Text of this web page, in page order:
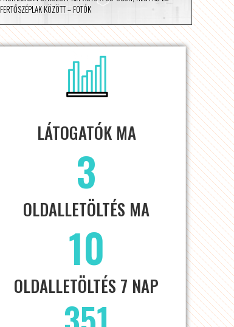
FERTŐSZÉPLAK KÖZÖTT – FOTÓK
LÁTOGATÓK MA
3
OLDALLETÖLTÉS MA
10
OLDALLETÖLTÉS 7 NAP